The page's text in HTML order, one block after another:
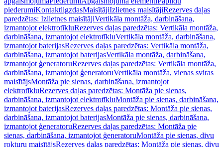
piederumiKontaktligzdasMaisītājiIzlietnes maisītājiRezerves daļas
paredzētas: Izlietnes maisītājiVertikāla montāža, darbināšana,
izmantojot elektrotīkluRezerves daļas paredzētas: Vertikāla montāža,
darbināšana, izmantojot elektrotīkluVertikāla montāža, darbināšana,
izmantojot baterijasRezerves daļas paredzētas: Vertikāla montāža,
darbināšana, izmantojot baterijasVertikāla montāža, darbināšana,
izmantojot ģeneratoruRezerves daļas paredzētas: Vertikāla montāža,
darbināšana, izmantojot ģeneratoruVertikāla montāža, vienas sviras
maisītājsMontāža pie sienas, darbināšana, izmantojot
elektrotīkluRezerves daļas paredzētas: Montāža pie sienas,
darbināšana, izmantojot elektrotīkluMontāža pie sienas, darbināšana,
izmantojot baterijasRezerves daļas paredzētas: Montāža pie sienas,
darbināšana, izmantojot baterijasMontāža pie sienas, darbināšana,
izmantojot ģeneratoruRezerves daļas paredzētas: Montāža pie
sienas, darbināšana, izmantojot ģeneratoruMontāža pie sienas, divu
rokturu maisītājsRezerves daļas paredzētas: Montāža pie sienas, divu